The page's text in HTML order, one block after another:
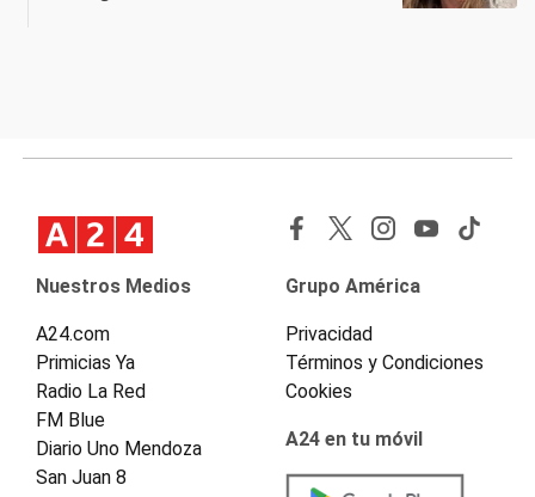
Nuestros Medios
A24.com
Primicias Ya
Radio La Red
FM Blue
Diario Uno Mendoza
San Juan 8
Grupo América
Privacidad
Términos y Condiciones
Cookies
A24 en tu móvil